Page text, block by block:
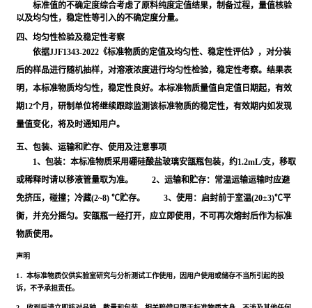
标准值的不确定度综合考虑了原料纯度定值结果，制备过程，量值核验
以及均匀性，稳定性等引入的不确定度分量。
四、均匀性检验及稳定性考察
依据JJF1343-2022《标准物质的定值及均匀性、稳定性评估》，对分装
后的样品进行随机抽样，对溶液浓度进行均匀性检验，稳定性考察。结果表
明，本标准物质均匀性，稳定性良好。本标准物质量值自定值日期起，有效
期12个月，研制单位将继续跟踪监测该标准物质的稳定性，有效期内如发现
量值变化，将及时通知用户。
五、包装、运输和贮存、使用及注意事项
1、包装：本标准物质采用硼硅酸盐玻璃安瓿瓶包装，约1.2mL/支，移取
或稀释时请以移液管量取为准。 2、运输和贮存：常温运输运输时应避
免挤压，碰撞；冷藏(2~8) ℃贮存。 3、使用：启封前于室温(20±3)℃平
衡，并充分摇匀。安瓿瓶一经打开，应立即使用，不可再次熔封后作为标准
物质使用。
声明
1．本标准物质仅供实验室研究与分析测试工作使用，因用户使用或储存不当所引起的投
诉，不予承担责任。